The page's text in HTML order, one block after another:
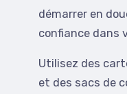
démarrer en
confiance dans
Utilisez des
et des sacs de